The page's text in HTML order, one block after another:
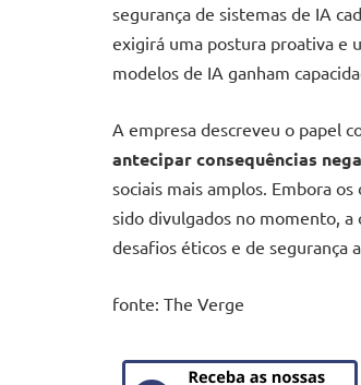
segurança de sistemas de IA
exigirá uma postura proativa e
modelos de IA ganham
A empresa descreveu o papel
antecipar consequências
sociais mais amplos. Embora
sido divulgados no momento, a
desafios éticos e de segurança
fonte: The Verge